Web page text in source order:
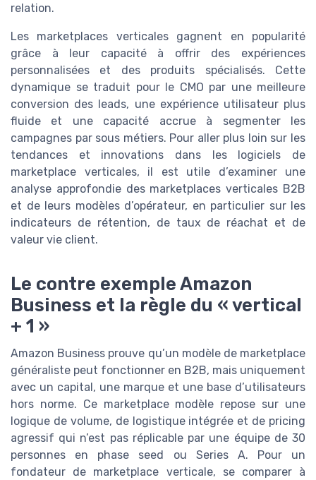
relation.
Les marketplaces verticales gagnent en popularité
grâce à leur capacité à offrir des expériences
personnalisées et des produits spécialisés. Cette
dynamique se traduit pour le CMO par une meilleure
conversion des leads, une expérience utilisateur plus
fluide et une capacité accrue à segmenter les
campagnes par sous métiers. Pour aller plus loin sur les
tendances et innovations dans les logiciels de
marketplace verticales, il est utile d’examiner une
analyse approfondie des marketplaces verticales B2B
et de leurs modèles d’opérateur, en particulier sur les
indicateurs de rétention, de taux de réachat et de
valeur vie client.
Le contre exemple Amazon
Business et la règle du « vertical
+ 1 »
Amazon Business prouve qu’un modèle de marketplace
généraliste peut fonctionner en B2B, mais uniquement
avec un capital, une marque et une base d’utilisateurs
hors norme. Ce marketplace modèle repose sur une
logique de volume, de logistique intégrée et de pricing
agressif qui n’est pas réplicable par une équipe de 30
personnes en phase seed ou Series A. Pour un
fondateur de marketplace verticale, se comparer à